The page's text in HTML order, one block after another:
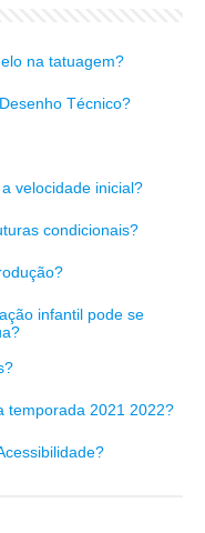
na tatuagem?
Técnico?
velocidade inicial?
condicionais?
infantil pode se
temporada 2021 2022?